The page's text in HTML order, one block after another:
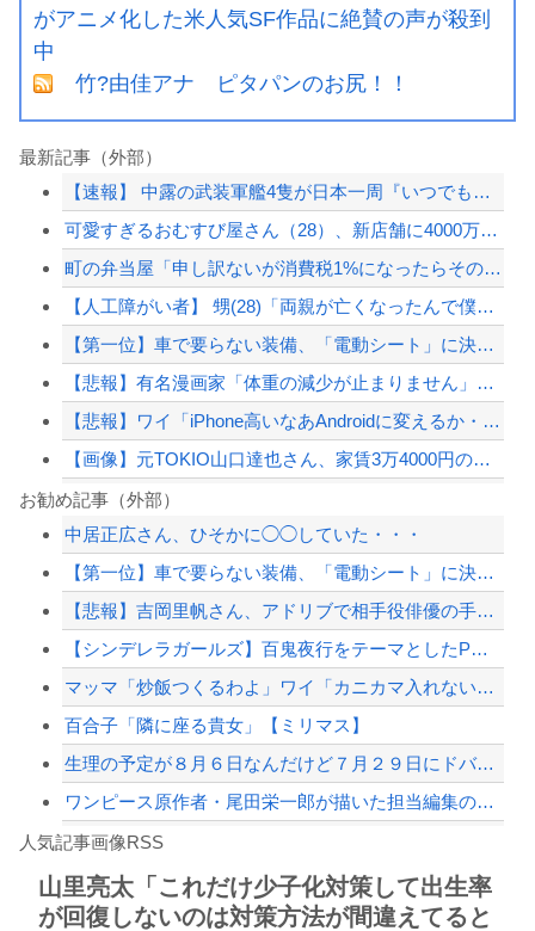
がアニメ化した米人気SF作品に絶賛の声が殺到
中
竹?由佳アナ ピタパンのお尻！！
最新記事（外部）
【速報】 中露の武装軍艦4隻が日本一周『いつでも国家沈没させられるぞ』
可愛すぎるおむすび屋さん（28）、新店舗に4000万円クラファンした成功した結果...
町の弁当屋「申し訳ないが消費税1%になったらその分商品代を値上げするわ」
【人工障がい者】 甥(28)「両親が亡くなったんで僕のこと引き取ってほしいんです...
【第一位】車で要らない装備、「電動シート」に決まる・・・
【悲報】有名漫画家「体重の減少が止まりません」→ファンから心配の声
【悲報】ワイ「iPhone高いなあAndroidに変えるか・・・おっこれええやん...
【画像】元TOKIO山口達也さん、家賃3万4000円の湘南の家からYouTube...
東大「貯金あと数年で尽きます」→研究者削減へ…
20代「50年ローンでええやろ」←これマジ？？？
海外「ディズニーがゴミのようだ！」日本がアニメ化した米人気SF作品に絶賛の声が殺...
【配信者】「金バエ」のSNS更新が1週間途絶え、様々な憶測が飛び交う。1週間ぶり...
【緊急速報】NYで警官が黒人男性の首を絞め、暴動第二波不可避へ
Powered by livedoor 相互RSS
お勧め記事（外部）
中居正広さん、ひそかに◯◯していた・・・
【第一位】車で要らない装備、「電動シート」に決まる・・・
【悲報】吉岡里帆さん、アドリブで相手役俳優の手を取りお胸に押し当てる（※画像あり...
【シンデレラガールズ】百鬼夜行をテーマとしたPOP UP SHOPが東京・大阪に...
マッマ「炒飯つくるわよ」ワイ「カニカマ入れないで💢」
百合子「隣に座る貴女」【ミリマス】
生理の予定が８月６日なんだけど７月２９日にドバッと鮮血でたから生理かな？って思っ...
ワンピース原作者・尾田栄一郎が描いた担当編集の似顔絵「ムダに東大卒」
【動画】高速道路を走行中の車からリアガラスが飛んでくる事故(ﾟoﾟ)
8/4のニュース
人気記事画像RSS
山里亮太「これだけ少子化対策して出生率
が回復しないのは対策方法が間違えてると